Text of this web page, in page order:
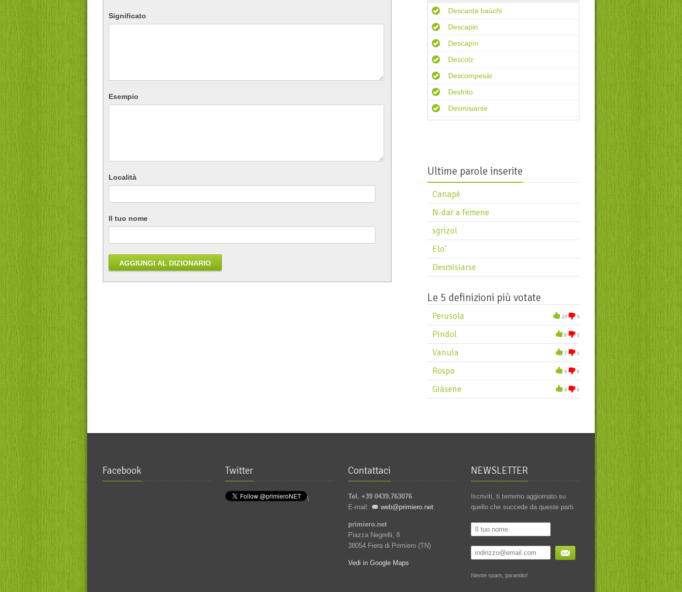
Significato
Esempio
Località
Il tuo nome
AGGIUNGI AL DIZIONARIO
Descanta baùchi
Descapin
Descapìn
Descolz
Descompesàr
Desfrito
Desmisiarse
Ultime parole inserite
Canapè
N-dar a femene
sgrizol
Elo'
Desmisiarse
Le 5 definizioni più votate
Perusola 23 5
Pìndol 8 1
Vanuia 7 1
Rospo 6 0
Giàsene 6 0
Facebook Twitter
\
Contattaci
Tel. +39 0439.763076
E-mail:
web@primiero.net
primiero.net
Piazza Negrelli, 8
38054 Fiera di Primiero (TN)
Vedi in Google Maps
NEWSLETTER
Iscriviti, ti terremo aggiornato su
quello che succede da queste parti.
Niente spam, garantito!